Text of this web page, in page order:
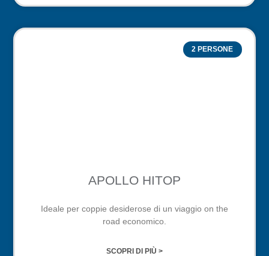
2 PERSONE
APOLLO HITOP
Ideale per coppie desiderose di un viaggio on the
road economico.
SCOPRI DI PIÙ >